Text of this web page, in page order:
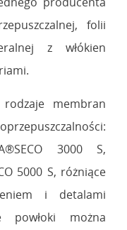
folii
z włókien
membran
3000 S,
5000 S, różniące
i detalami
powłoki można